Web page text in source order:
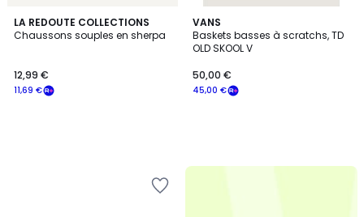
LA REDOUTE COLLECTIONS
Chaussons souples en sherpa
11,69 €
12,99 €
VANS
Baskets basses à scratchs, TD
OLD SKOOL V
45,00 €
50,00 €